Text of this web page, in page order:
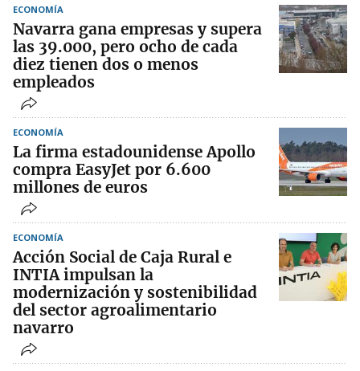
ECONOMÍA
Navarra gana empresas y supera
las 39.000, pero ocho de cada
diez tienen dos o menos
empleados
ECONOMÍA
La firma estadounidense Apollo
compra EasyJet por 6.600
millones de euros
ECONOMÍA
Acción Social de Caja Rural e
INTIA impulsan la
modernización y sostenibilidad
del sector agroalimentario
navarro